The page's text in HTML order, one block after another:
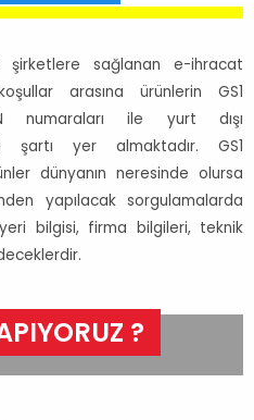
şirketlere sağlanan e-ihracat
arasına ürünlerin GS1
numaraları ile yurt dışı
şartı yer almaktadır. GS1
dünyanın neresinde olursa
yapılacak sorgulamalarda
bilgisi, firma bilgileri, teknik
?